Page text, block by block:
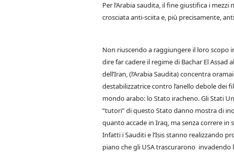
Per l’Arabia saudita, il fine giustifica i mezzi
crosciata anti-sciita e, più precisamente,
Non riuscendo a raggiungere il loro scopo
dire far cadere il regime di Bachar El Assad
dell’Iran, (l’Arabia Saudita) concentra
destabilizzatrice contro l’anello debole dei
mondo arabo: lo Stato iracheno. Gli Stati
“tutori” di questo Stato danno mostra di
quanto accade in Iraq, ma senza correre in
Infatti i Sauditi e l’Isis stanno realizzando
piano che gli USA trascurarono invadendo